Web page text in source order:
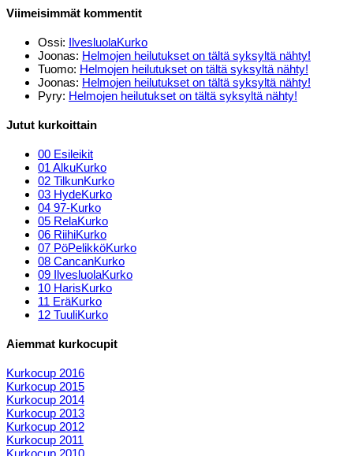
Viimeisimmät kommentit
Ossi: IlvesluolaKurko
Joonas: Helmojen heilutukset on tältä syksyltä nähty!
Tuomo: Helmojen heilutukset on tältä syksyltä nähty!
Joonas: Helmojen heilutukset on tältä syksyltä nähty!
Pyry: Helmojen heilutukset on tältä syksyltä nähty!
Jutut kurkoittain
00 Esileikit
01 AlkuKurko
02 TilkunKurko
03 HydeKurko
04 97-Kurko
05 RelaKurko
06 RiihiKurko
07 PöPelikköKurko
08 CancanKurko
09 IlvesluolaKurko
10 HarisKurko
11 EräKurko
12 TuuliKurko
Aiemmat kurkocupit
Kurkocup 2016
Kurkocup 2015
Kurkocup 2014
Kurkocup 2013
Kurkocup 2012
Kurkocup 2011
Kurkocup 2010